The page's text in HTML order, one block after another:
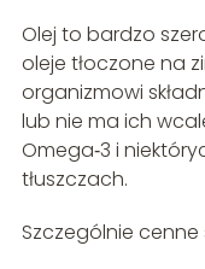
Olej to bardzo
oleje tłoczone na
organizmowi
lub nie ma ich
Omega‑3 i
tłuszczach.
Szczególnie cenne